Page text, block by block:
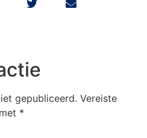
gepubliceerd. Vereiste
*